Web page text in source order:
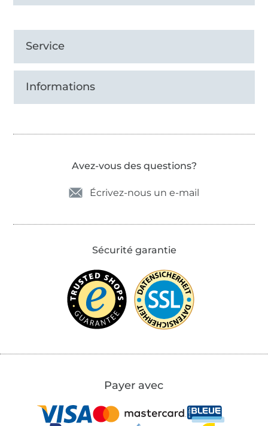
Service
Informations
Avez-vous des questions?
Écrivez-nous un e-mail
Sécurité garantie
Payer avec